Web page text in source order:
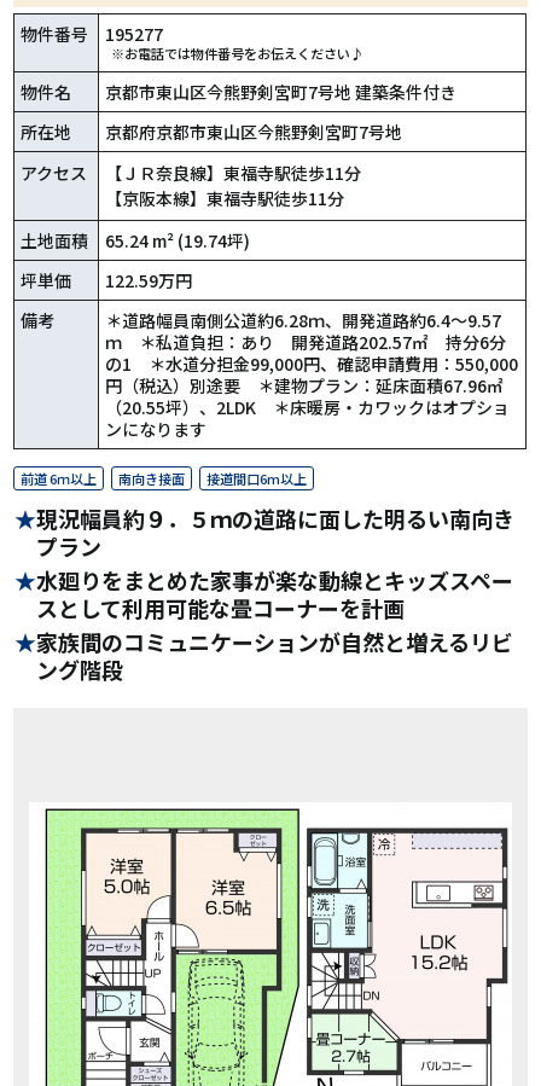
物件番号 195277
※お電話では物件番号をお伝えください♪
物件名
京都市東山区今熊野剣宮町7号地 建築条件付き
所在地
京都府京都市東山区今熊野剣宮町7号地
アクセス
【ＪＲ奈良線】東福寺駅徒歩11分
【京阪本線】東福寺駅徒歩11分
土地面積
65.24 m² (19.74坪)
坪単価
122.59万円
備考
＊道路幅員南側公道約6.28ｍ、開発道路約6.4～9.57
ｍ ＊私道負担：あり 開発道路202.57㎡ 持分6分
の1 ＊水道分担金99,000円、確認申請費用：550,000
円（税込）別途要 ＊建物プラン：延床面積67.96㎡
（20.55坪）、2LDK ＊床暖房・カワックはオプショ
ンになります
前道 6ｍ以上 南向き接面 接道間口6m以上
現況幅員約９．５ｍの道路に面した明るい南向き
プラン
水廻りをまとめた家事が楽な動線とキッズスペー
スとして利用可能な畳コーナーを計画
家族間のコミュニケーションが自然と増えるリビ
ング階段